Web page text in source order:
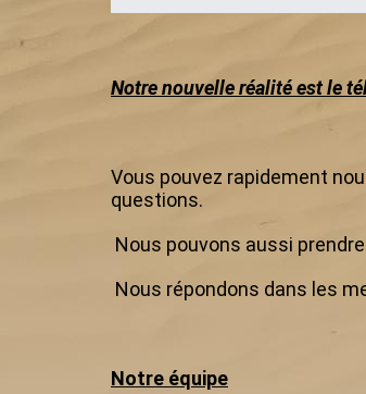
Notre nouvelle réalité est le
Vous pouvez rapidement
questions.
Nous pouvons aussi
Nous répondons dans les
Notre équipe